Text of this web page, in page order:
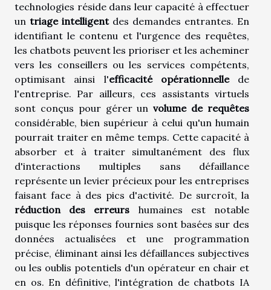
technologies réside dans leur capacité à effectuer
un triage intelligentdes demandes entrantes. En
identifiant le contenu et l'urgence des requêtes,
les chatbots peuvent les prioriser et les acheminer
vers les conseillers ou les services compétents,
optimisant ainsi l'efficacité opérationnellede
l'entreprise. Par ailleurs, ces assistants virtuels
sont conçus pour gérer unvolume de requêtes
considérable, bien supérieur à celui qu'un humain
pourrait traiter en même temps. Cette capacité à
absorber et à traiter simultanément des flux
d'interactions multiples sans défaillance
représente un levier précieux pour les entreprises
faisant face à des pics d'activité. De surcroît, la
réduction des erreurs humaines est notable
puisque les réponses fournies sont basées sur des
données actualisées et une programmation
précise, éliminant ainsi les défaillances subjectives
ou les oublis potentiels d'un opérateur en chair et
en os. En définitive, l'intégration de chatbots IA